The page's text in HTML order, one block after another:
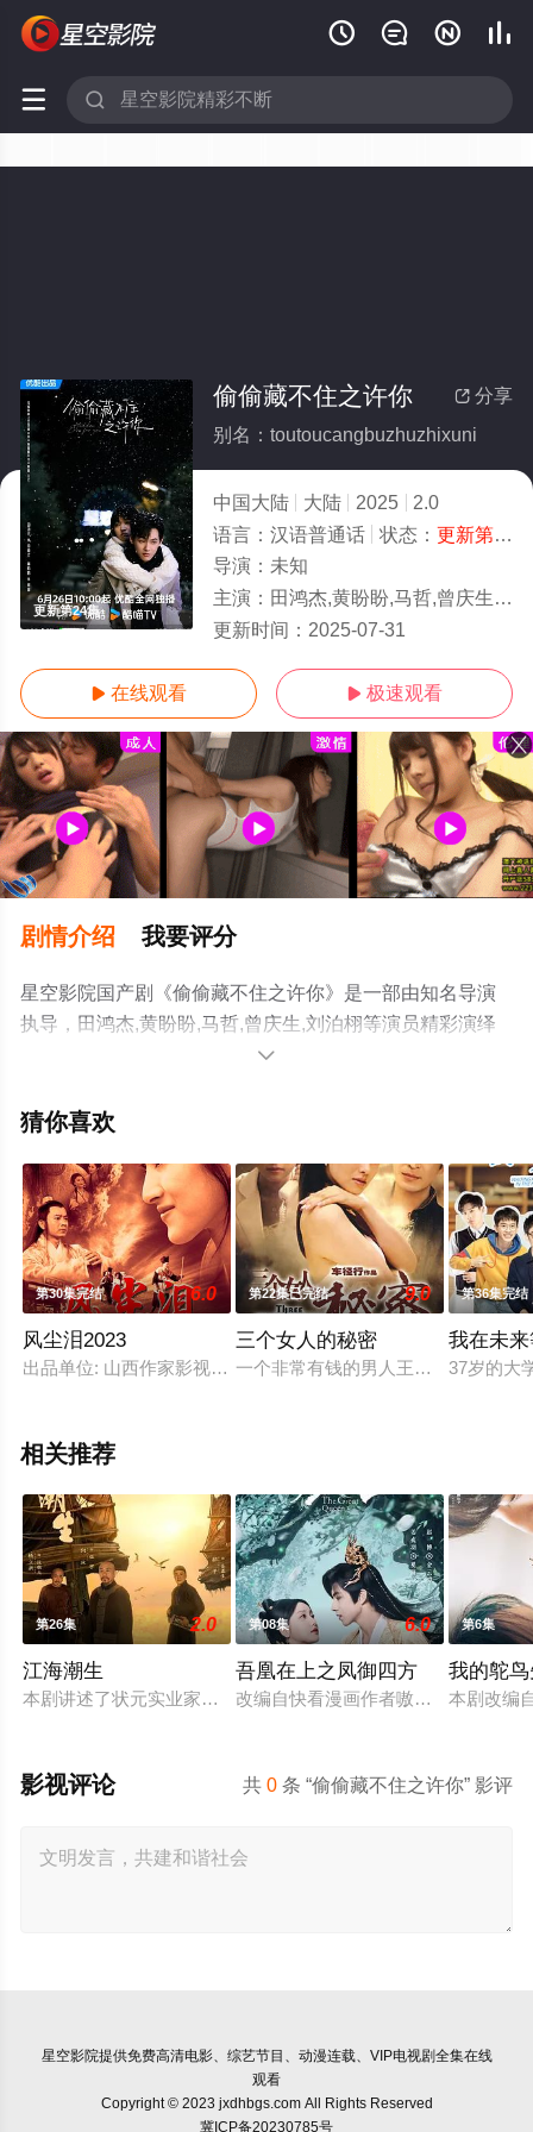
   
 
更新第24集
 分享
偷偷藏不住之许你
别名：toutoucangbuzhuzhixuni
中国大陆 大陆 2025
2.0
语言： 汉语普通话 状态： 更新第24集
导演： 未知
主演： 田鸿杰,黄盼盼,马哲,曾庆生,刘泊栩
更新时间： 2025-07-31
 在线观看  极速观看
剧情介绍 我要评分
星空影院国产剧《偷偷藏不住之许你》是一部由知名导演
执导，田鸿杰,黄盼盼,马哲,曾庆生,刘泊栩等演员精彩演绎
的中国大陆电视剧，手机免费观看高清无删减完整版电视
剧、电视猫或剧情网等平台了解。

猜你喜欢
第30集完结 6.0
风尘泪2023
出品单位: 山西作家影视艺术制作有限公司
第22集已完结 9.0
三个女人的秘密
一个非常有钱的男人王大川，在一个
第36集完结
我在未
37岁的大
相关推荐
第26集 2.0
江海潮生
本剧讲述了状元实业家张謇创办大生企业，实业报国的故事。
第08集 6.0
吾凰在上之凤御四方
改编自快看漫画作者嗷小泽的独家连
第6集
我的鸵
本剧改编
共0 条 “偷偷藏不住之许你” 影评
影视评论
星空影院提供免费高清电影、综艺节目、动漫连载、VIP电视剧全集在线
观看
Copyright © 2023 jxdhbgs.com All Rights Reserved
冀ICP备20230785号